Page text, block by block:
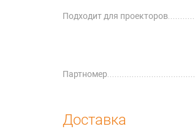
Подходит для проекторов
Партномер
Доставка